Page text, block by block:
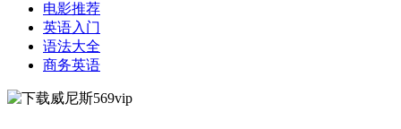
电影推荐
英语入门
语法大全
商务英语